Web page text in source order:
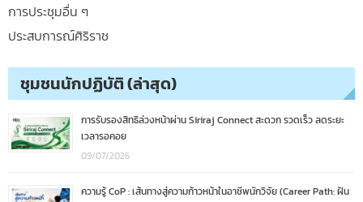
การประชุมอื่น ๆ
ประสบการณ์ศิริราช
ชุมชนนักปฏิบัติ (ล่าสุด)
การรับรองสิทธิล่วงหน้าผ่าน Siriraj Connect สะดวก รวดเร็ว ลดระยะ
เวลารอคอย
09/07/2026
ความรู้ CoP : เส้นทางสู่ความก้าวหน้าในอาชีพนักวิจัย (Career Path: ฝัน